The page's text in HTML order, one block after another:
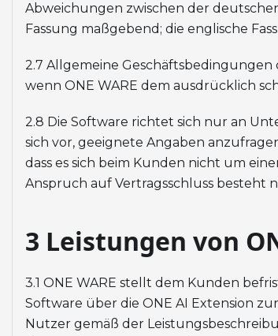
Abweichungen zwischen der
Fassung maßgebend; die englische
2.7 Allgemeine
wenn ONE WARE dem ausdrücklich
2.8 Die Software richtet sich nur an
sich vor, geeignete Angaben
dass es sich beim Kunden nicht um
Anspruch auf Vertragsschluss besteht
3 Leistungen von
3.1 ONE WARE stellt dem Kunden
Software über die ONE AI Extension
Nutzer gemäß der